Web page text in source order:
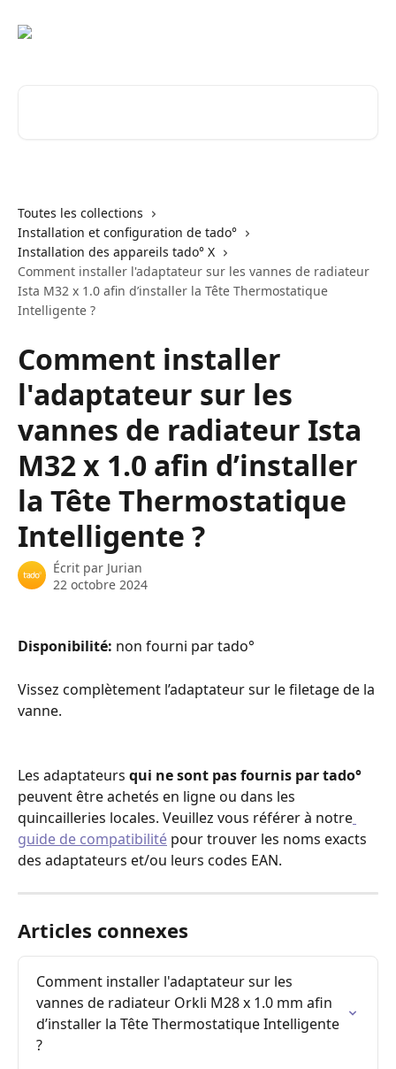
Toutes les collections
Installation et configuration de tado°
Installation des appareils tado° X
Comment installer l'adaptateur sur les vannes de radiateur
Ista M32 x 1.0 afin d’installer la Tête Thermostatique
Intelligente ?
Comment installer
l'adaptateur sur les
vannes de radiateur Ista
M32 x 1.0 afin d’installer
la Tête Thermostatique
Intelligente ?
Écrit par Jurian
22 octobre 2024
Disponibilité: non fourni par tado°
Vissez complètement l’adaptateur sur le filetage de la
vanne.
Les adaptateurs qui ne sont pas fournis par tado°
peuvent être achetés en ligne ou dans les
quincailleries locales. Veuillez vous référer à notre
guide de compatibilité pour trouver les noms exacts
des adaptateurs et/ou leurs codes EAN.
Articles connexes
Comment installer l'adaptateur sur les
vannes de radiateur Orkli M28 x 1.0 mm afin
d’installer la Tête Thermostatique Intelligente
?